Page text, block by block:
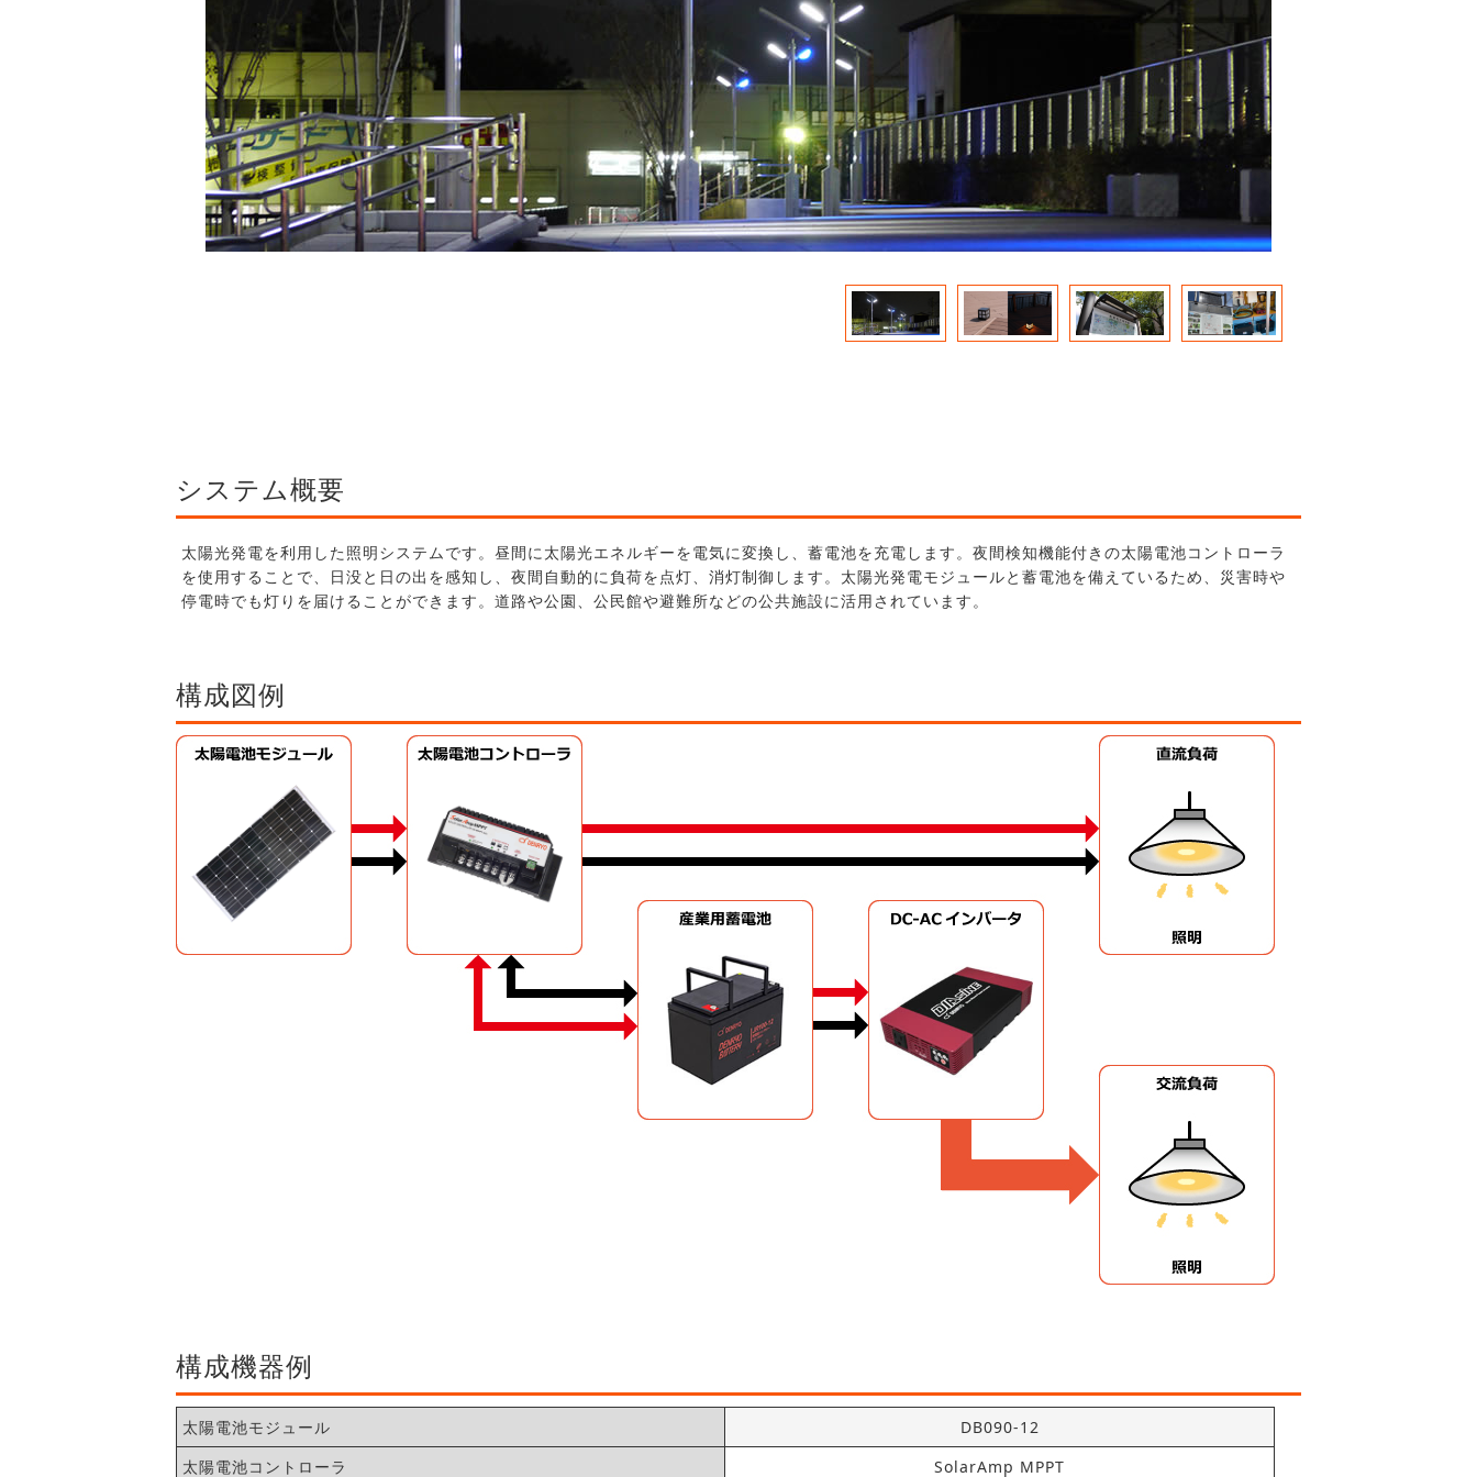
システム概要
太陽光発電を利用した照明システムです。昼間に太陽光エネルギーを電気に変換し、蓄電池を充電します。夜間検知機能付きの太陽電池コントローラ
を使用することで、日没と日の出を感知し、夜間自動的に負荷を点灯、消灯制御します。太陽光発電モジュールと蓄電池を備えているため、災害時や
停電時でも灯りを届けることができます。道路や公園、公民館や避難所などの公共施設に活用されています。
構成図例
構成機器例
太陽電池モジュール
DB090-12
太陽電池コントローラ
SolarAmp MPPT